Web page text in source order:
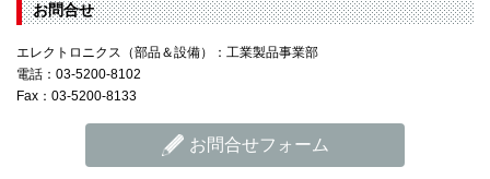
お問合せ
エレクトロニクス（部品＆設備）：工業製品事業部
電話：03-5200-8102
Fax：03-5200-8133
お問合せフォーム